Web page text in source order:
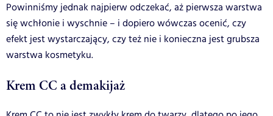
Powinniśmy jednak najpierw odczekać, aż pierwsza warstwa
się wchłonie i wyschnie – i dopiero wówczas ocenić, czy
efekt jest wystarczający, czy też nie i konieczna jest grubsza
warstwa kosmetyku.
Krem CC a demakijaż